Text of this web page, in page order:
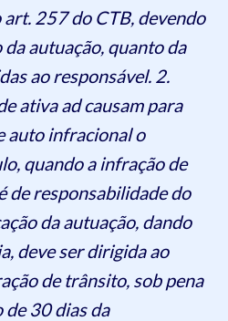
257 do CTB, devendo
autuação, quanto da
ao responsável. 2.
ativa ad causam para
auto infracional o
quando a infração de
de responsabilidade do
da autuação, dando
deve ser dirigida ao
de trânsito, sob pena
de 30 dias da